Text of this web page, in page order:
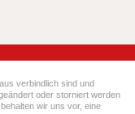
verbindlich sind und
oder storniert werden
wir uns vor, eine